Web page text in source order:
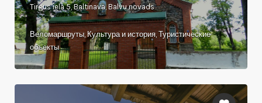
Tirgus iela 5, Baltinava, Balvu novads
Веломаршруты, Культура и история, Туристические
объекты